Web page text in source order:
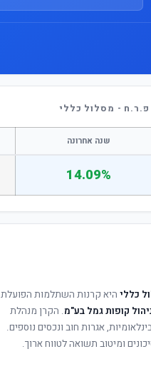
פ.ר.ח - מסלול כללי
שנה אחרונה
14.09%
כללי היא קרנות השתלמות הפועלת
קופות גמל בע"מ. הקרן מנהלת
אגרות חוב ונכסים נוספים.
ומיטוב תשואה לטווח ארוך.